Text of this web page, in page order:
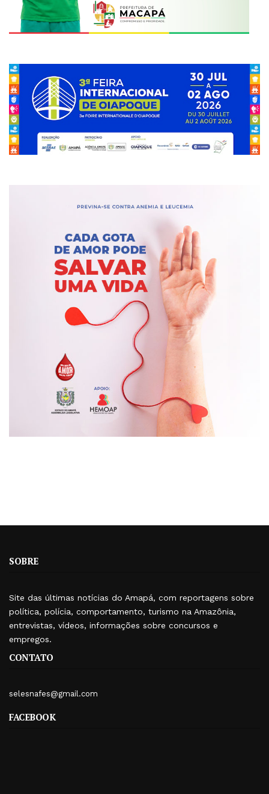
SOBRE
Site das últimas notícias do Amapá, com reportagens sobre
política, polícia, comportamento, turismo na Amazônia,
entrevistas, vídeos, informações sobre concursos e
empregos.
CONTATO
selesnafes@gmail.com
FACEBOOK